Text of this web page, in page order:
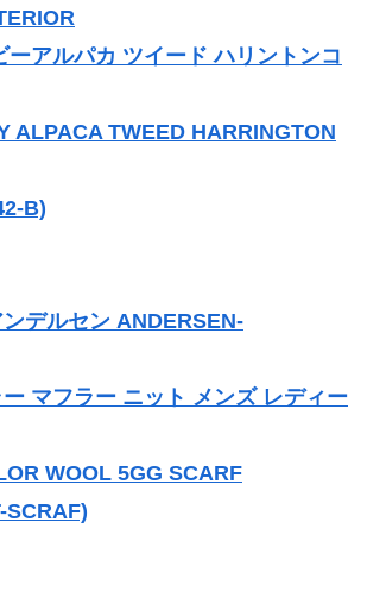
ーアルパカ ツイード ハリントンコ
ALPACA TWEED HARRINGTON
B)
デルセン ANDERSEN-
マフラー ニット メンズ レディー
WOOL 5GG SCARF
SCRAF)